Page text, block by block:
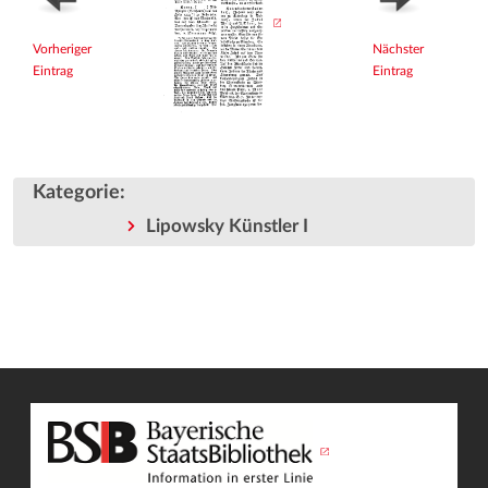
Vorheriger
Eintrag
Nächster
Eintrag
Kategorie:
Lipowsky Künstler I